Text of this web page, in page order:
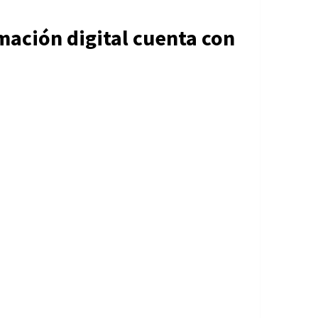
digital cuenta con